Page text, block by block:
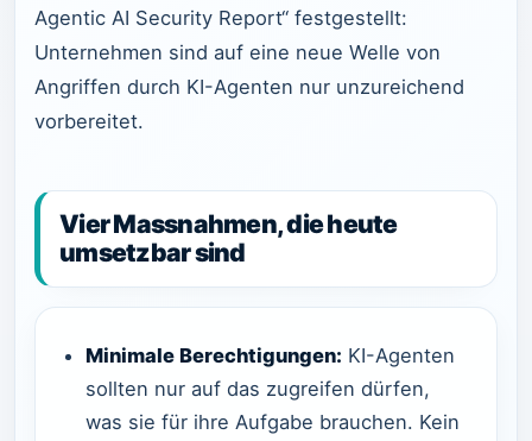
Agentic AI Security Report“ festgestellt:
Unternehmen sind auf eine neue Welle von
Angriffen durch KI-Agenten nur unzureichend
vorbereitet.
Vier Massnahmen, die heute
umsetzbar sind
Minimale Berechtigungen: KI-Agenten
sollten nur auf das zugreifen dürfen,
was sie für ihre Aufgabe brauchen. Kein